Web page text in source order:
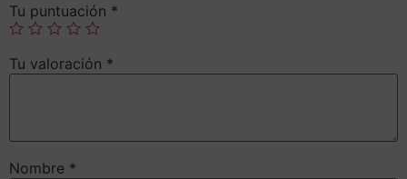
Tu puntuación *
Tu valoración *
Nombre *